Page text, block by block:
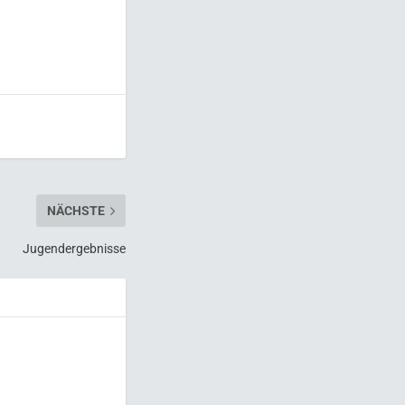
NÄCHSTE
Jugendergebnisse